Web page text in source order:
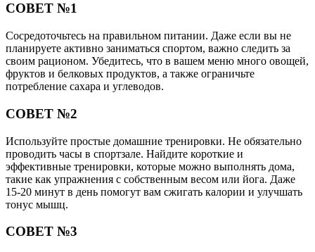
СОВЕТ №1
Сосредоточьтесь на правильном питании. Даже если вы не
планируете активно заниматься спортом, важно следить за
своим рационом. Убедитесь, что в вашем меню много овощей,
фруктов и белковых продуктов, а также ограничьте
потребление сахара и углеводов.
СОВЕТ №2
Используйте простые домашние тренировки. Не обязательно
проводить часы в спортзале. Найдите короткие и
эффективные тренировки, которые можно выполнять дома,
такие как упражнения с собственным весом или йога. Даже
15-20 минут в день помогут вам сжигать калории и улучшать
тонус мышц.
СОВЕТ №3